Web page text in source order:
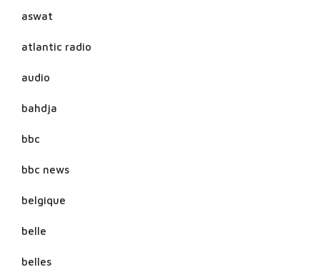
aswat
atlantic radio
audio
bahdja
bbc
bbc news
belgique
belle
belles